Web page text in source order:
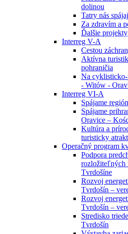
dolinou
Tatry nás
Za zdravím a
Ďalšie projekty
Interreg V-A
Cestou
Aktívna
pohraničia
Na
- Witów -
Interreg VI-A
Spájame
Spájame
Oravice –
Kultúra a
turisticky
Operačný program
Podpora
rozložiteľných
Tvrdošíne
Rozvoj
Tvrdošín –
Rozvoj
Tvrdošín –
Stredisko
Tvrdošín